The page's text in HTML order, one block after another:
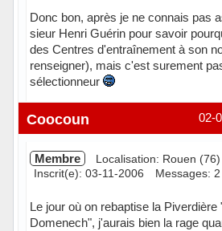
Donc bon, après je ne connais pas
sieur Henri Guérin pour savoir
des Centres d'entraînement à son
renseigner), mais c'est surement
sélectionneur
Hors ligne 02-
Coocoun
Membre
Localisation: Rouen (76)
Inscrit(e): 03-11-2006
Messages:
Le jour où on rebaptise la
Domenech", j'aurais bien la rage